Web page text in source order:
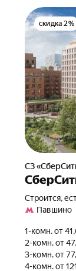
скидка 2%
СЗ
Строится,
Павшино
1-комн. от
2-комн. от
3-комн. от
4-комн. от